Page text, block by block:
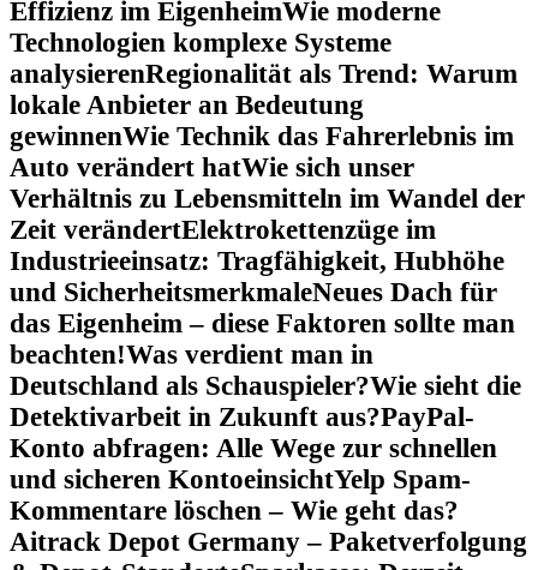
Effizienz im EigenheimWie moderne
Technologien komplexe Systeme
analysierenRegionalität als Trend: Warum
lokale Anbieter an Bedeutung
gewinnenWie Technik das Fahrerlebnis im
Auto verändert hatWie sich unser
Verhältnis zu Lebensmitteln im Wandel der
Zeit verändertElektrokettenzüge im
Industrieeinsatz: Tragfähigkeit, Hubhöhe
und SicherheitsmerkmaleNeues Dach für
das Eigenheim – diese Faktoren sollte man
beachten!Was verdient man in
Deutschland als Schauspieler?Wie sieht die
Detektivarbeit in Zukunft aus?PayPal-
Konto abfragen: Alle Wege zur schnellen
und sicheren KontoeinsichtYelp Spam-
Kommentare löschen – Wie geht das?
Aitrack Depot Germany – Paketverfolgung